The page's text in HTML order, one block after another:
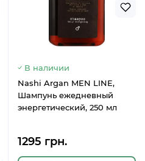
В наличии
Nashi Argan MEN LINE,
Шампунь ежедневный
энергетический, 250 мл
1295 грн.